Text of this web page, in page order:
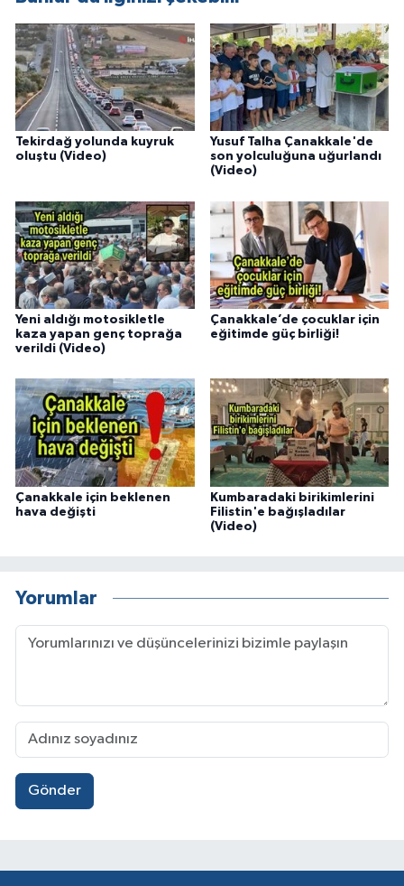
Tekirdağ yolunda kuyruk
oluştu (Video)
Yusuf Talha Çanakkale'de
son yolculuğuna uğurlandı
(Video)
Yeni aldığı motosikletle
kaza yapan genç toprağa
verildi (Video)
Çanakkale’de çocuklar için
eğitimde güç birliği!
Çanakkale için beklenen
hava değişti
Kumbaradaki birikimlerini
Filistin'e bağışladılar
(Video)
Yorumlar
Gönder